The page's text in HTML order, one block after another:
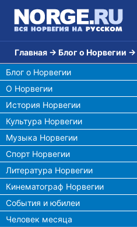
Главная → Блог о Норвегии →
Блог о Норвегии
О Норвегии
История Норвегии
Культура Норвегии
Музыка Норвегии
Спорт Норвегии
Литература Норвегии
Кинематограф Норвегии
События и юбилеи
Человек месяца